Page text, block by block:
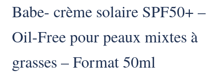
Babe- crème solaire SPF50+ –
Oil-Free pour peaux mixtes à
grasses – Format 50ml